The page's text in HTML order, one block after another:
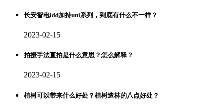
长安智电idd加持uni系列，到底有什么不一样？
2023-02-15
拍摄手法直拍是什么意思？怎么解释？
2023-02-15
植树可以带来什么好处？植树造林的八点好处？